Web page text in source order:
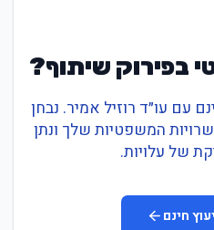
בפירוק שיתוף?
עם עו״ד רוזיל אמיר. נבחן
המשפטיות שלך ונתן
של עלויות.
חינם